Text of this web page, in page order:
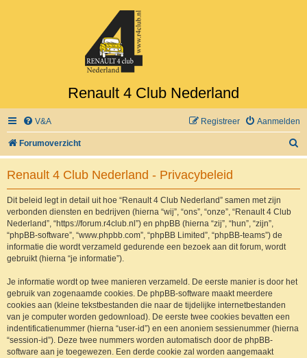
Renault 4 Club Nederland
V&A Aanmelden
Registreer
Forumoverzicht
o
Renault 4 Club Nederland - Privacybeleid
Dit beleid legt in detail uit hoe “Renault 4 Club Nederland” samen met zijn
verbonden diensten en bedrijven (hierna “wij”, “ons”, “onze”, “Renault 4 Club
Nederland”, “https://forum.r4club.nl”) en phpBB (hierna “zij”, “hun”, “zijn”,
“phpBB-software”, “www.phpbb.com”, “phpBB Limited”, “phpBB-teams”) de
informatie die wordt verzameld gedurende een bezoek aan dit forum, wordt
gebruikt (hierna “je informatie”).
Je informatie wordt op twee manieren verzameld. De eerste manier is door het
gebruik van zogenaamde cookies. De phpBB-software maakt meerdere
cookies aan (kleine tekstbestanden die naar de tijdelijke internetbestanden
van je computer worden gedownload). De eerste twee cookies bevatten een
indentificatienummer (hierna “user-id”) en een anoniem sessienummer (hierna
“session-id”). Deze twee nummers worden automatisch door de phpBB-
software aan je toegewezen. Een derde cookie zal worden aangemaakt